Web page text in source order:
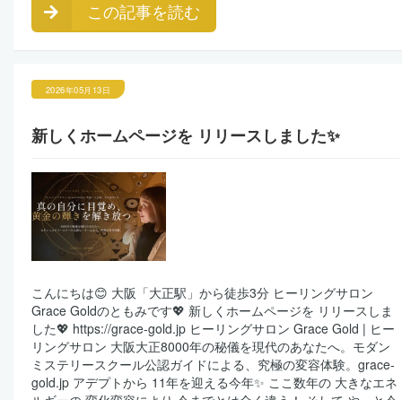
この記事を読む
2026年05月13日
新しくホームページを リリースしました✨
こんにちは😊 大阪「大正駅」から徒歩3分 ヒーリングサロン
Grace Goldのともみです💖 新しくホームページを リリースしま
した💖 https://grace-gold.jp ヒーリングサロン Grace Gold | ヒー
リングサロン 大阪大正8000年の秘儀を現代のあなたへ。モダン
ミステリースクール公認ガイドによる、究極の変容体験。grace-
gold.jp アデプトから 11年を迎える今年✨ ここ数年の 大きなエネ